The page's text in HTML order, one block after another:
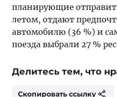
планирующие
летом, отдают
автомобилю (36 %) и
поезда выбрали 27 %
Делитесь тем, что
Скопировать ссылку